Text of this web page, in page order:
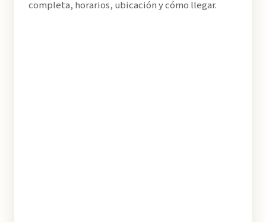
completa, horarios, ubicación y cómo llegar.